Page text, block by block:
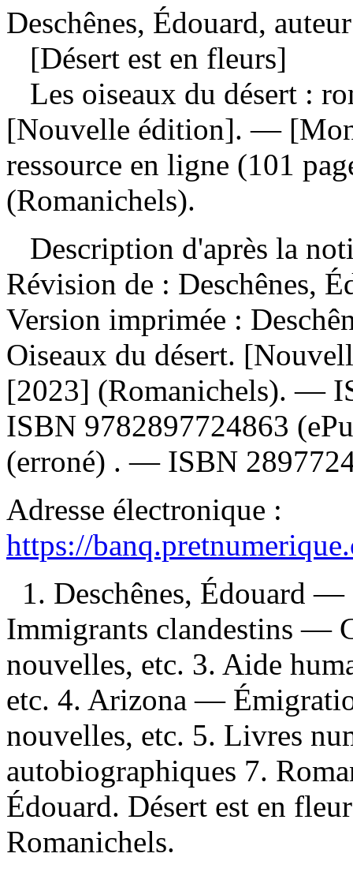
Deschênes, Édouard, auteur
[Désert est en fleurs]
Les oiseaux du désert :
[Nouvelle édition]. —
ressource en ligne (101
(Romanichels).
Description d'après la
Révision de : Deschênes,
Version imprimée :
Oiseaux du désert.
[2023] (Romanichels). —
ISBN 9782897724863
(erroné) . — ISBN
Adresse électronique :
https://
1. Deschênes, Édouard
Immigrants clandestins —
nouvelles, etc. 3. Aide
etc. 4. Arizona —
nouvelles, etc. 5. Livres
autobiographiques 7.
Édouard. Désert est en
Romanichels.